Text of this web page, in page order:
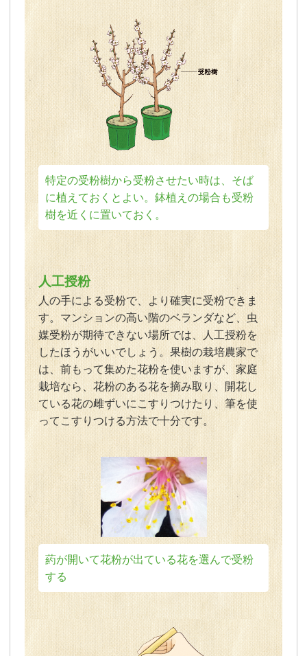
特定の受粉樹から受粉させたい時は、そば
に植えておくとよい。鉢植えの場合も受粉
樹を近くに置いておく。
人工授粉
人の手による受粉で、より確実に受粉できま
す。マンションの高い階のベランダなど、虫
媒受粉が期待できない場所では、人工授粉を
したほうがいいでしょう。果樹の栽培農家で
は、前もって集めた花粉を使いますが、家庭
栽培なら、花粉のある花を摘み取り、開花し
ている花の雌ずいにこすりつけたり、筆を使
ってこすりつける方法で十分です。
葯が開いて花粉が出ている花を選んで受粉
する